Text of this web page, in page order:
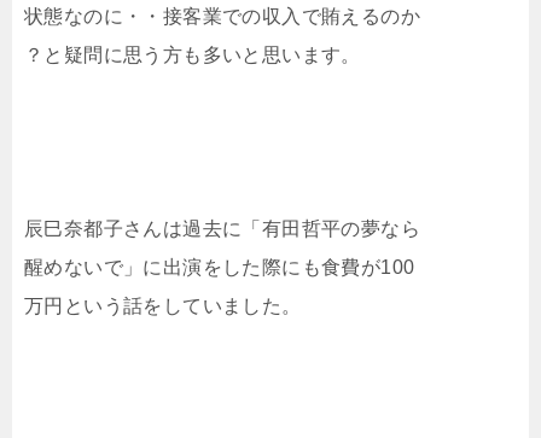
状態なのに・・接客業での収入で賄えるのか
？と疑問に思う方も多いと思います。
辰巳奈都子さんは過去に「有田哲平の夢なら
醒めないで」に出演をした際にも食費が100
万円という話をしていました。